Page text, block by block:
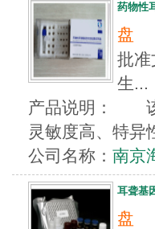
药物性
盘
批准
生
产品说明： 该
灵敏度高、特异
公司名称： 南京
耳聋基
盘